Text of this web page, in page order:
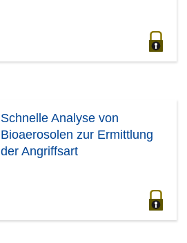
Schnelle Analyse von
Bioaerosolen zur Ermittlung
der Angriffsart